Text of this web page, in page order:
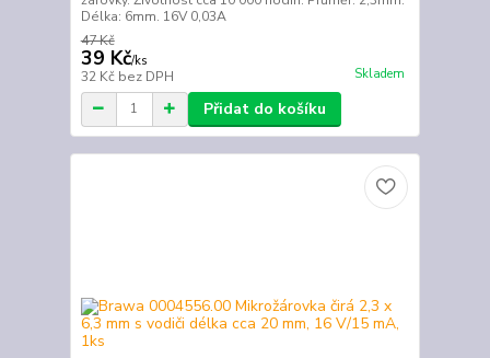
Délka: 6mm. 16V 0,03A
47 Kč
39 Kč/ks
32 Kč bez DPH Skladem
Přidat do košíku